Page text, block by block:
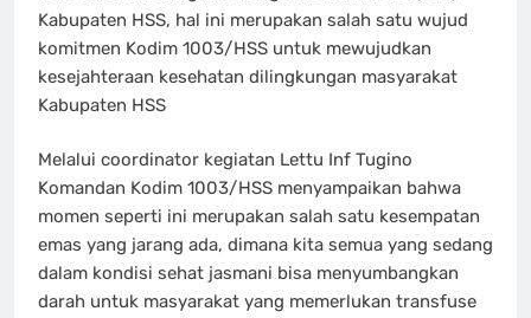
Kabupaten HSS, hal ini merupakan salah satu wujud
komitmen Kodim 1003/HSS untuk mewujudkan
kesejahteraan kesehatan dilingkungan masyarakat
Kabupaten HSS
Melalui coordinator kegiatan Lettu Inf Tugino
Komandan Kodim 1003/HSS menyampaikan bahwa
momen seperti ini merupakan salah satu kesempatan
emas yang jarang ada, dimana kita semua yang sedang
dalam kondisi sehat jasmani bisa menyumbangkan
darah untuk masyarakat yang memerlukan transfuse